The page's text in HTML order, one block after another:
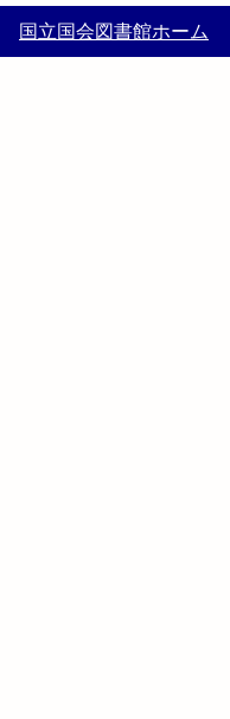
国立国会図書館ホーム